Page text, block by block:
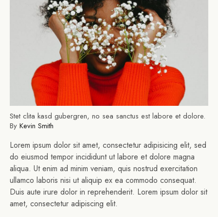
Stet clita kasd gubergren, no sea sanctus est labore et dolore.
By Kevin Smith
Lorem ipsum dolor sit amet, consectetur adipisicing elit, sed
do eiusmod tempor incididunt ut labore et dolore magna
aliqua. Ut enim ad minim veniam, quis nostrud exercitation
ullamco laboris nisi ut aliquip ex ea commodo consequat.
Duis aute irure dolor in reprehenderit. Lorem ipsum dolor sit
amet, consectetur adipiscing elit.